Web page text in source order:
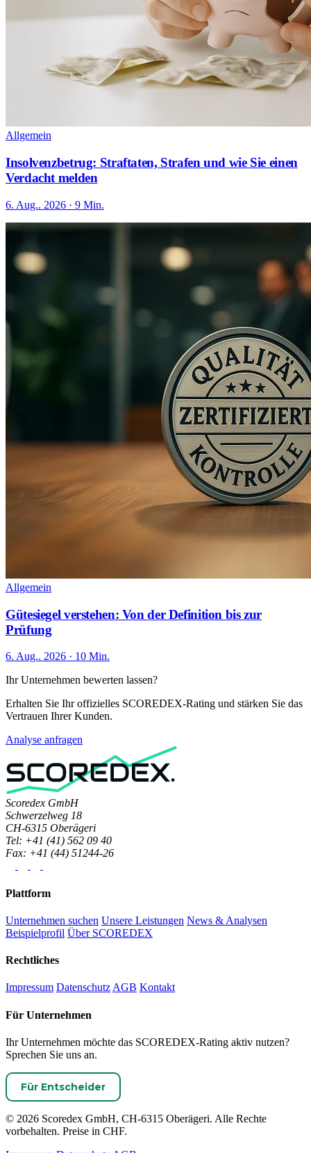
Allgemein
Insolvenzbetrug: Straftaten, Strafen und wie Sie einen
Verdacht melden
6. Aug.. 2026 · 9 Min.
Allgemein
Gütesiegel verstehen: Von der Definition bis zur
Prüfung
6. Aug.. 2026 · 10 Min.
Ihr Unternehmen bewerten lassen?
Erhalten Sie Ihr offizielles SCOREDEX-Rating und stärken Sie das
Vertrauen Ihrer Kunden.
Analyse anfragen
Scoredex GmbH
Schwerzelweg 18
CH-6315 Oberägeri
Tel: +41 (41) 562 09 40
Fax: +41 (44) 51244-26
Plattform
Unternehmen suchen Unsere Leistungen News & Analysen
Beispielprofil Über SCOREDEX
Rechtliches
Impressum Datenschutz AGB Kontakt
Für Unternehmen
Ihr Unternehmen möchte das SCOREDEX-Rating aktiv nutzen?
Sprechen Sie uns an.
Für Entscheider
© 2026 Scoredex GmbH, CH-6315 Oberägeri. Alle Rechte
vorbehalten. Preise in CHF.